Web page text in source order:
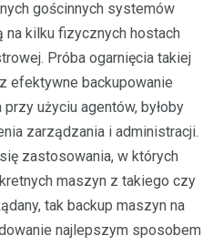
gościnnych systemów
na kilku fizycznych hostach
Próba ogarnięcia takiej
efektywne backupowanie
użyciu agentów, byłoby
zarządzania i administracji.
zastosowania, w których
maszyn z takiego czy
tak backup maszyn na
najlepszym sposobem